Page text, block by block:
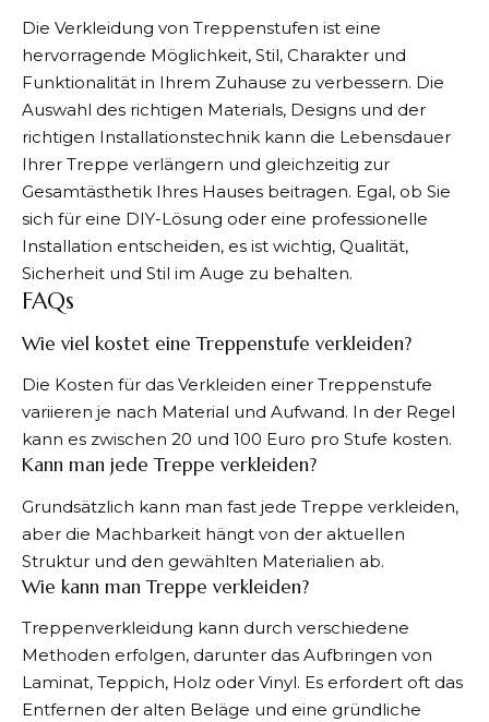
Die Verkleidung von Treppenstufen ist eine
hervorragende Möglichkeit, Stil, Charakter und
Funktionalität in Ihrem Zuhause zu verbessern. Die
Auswahl des richtigen Materials, Designs und der
richtigen Installationstechnik kann die Lebensdauer
Ihrer Treppe verlängern und gleichzeitig zur
Gesamtästhetik Ihres Hauses beitragen. Egal, ob Sie
sich für eine DIY-Lösung oder eine professionelle
Installation entscheiden, es ist wichtig, Qualität,
Sicherheit und Stil im Auge zu behalten.
FAQs
Wie viel kostet eine Treppenstufe verkleiden?
Die Kosten für das Verkleiden einer Treppenstufe
variieren je nach Material und Aufwand. In der Regel
kann es zwischen 20 und 100 Euro pro Stufe kosten.
Kann man jede Treppe verkleiden?
Grundsätzlich kann man fast jede Treppe verkleiden,
aber die Machbarkeit hängt von der aktuellen
Struktur und den gewählten Materialien ab.
Wie kann man Treppe verkleiden?
Treppenverkleidung kann durch verschiedene
Methoden erfolgen, darunter das Aufbringen von
Laminat, Teppich, Holz oder Vinyl. Es erfordert oft das
Entfernen der alten Beläge und eine gründliche